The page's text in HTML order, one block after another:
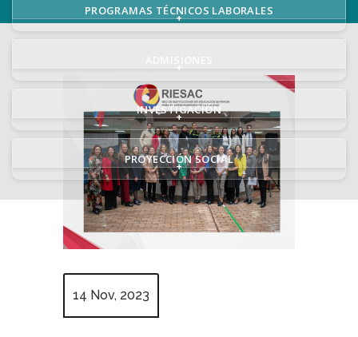
PROGRAMAS TÉCNICOS LABORALES
+
+
INVESTIGACIÓN
+
PROYECCIÓN SOCIAL
+
14 Nov, 2023